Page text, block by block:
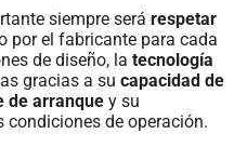
siempre será respetar
por el fabricante para cada
de diseño, la tecnología
gracias a su capacidad de
de arranque y su
condiciones de operación.